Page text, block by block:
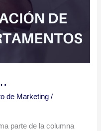
de Marketing /
parte de la columna